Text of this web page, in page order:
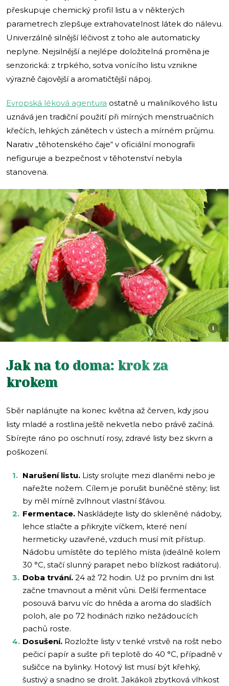
přeskupuje chemický profil listu a v některých
parametrech zlepšuje extrahovatelnost látek do nálevu.
Univerzálně silnější léčivost z toho ale automaticky
neplyne. Nejsilnější a nejlépe doložitelná proměna je
senzorická: z trpkého, sotva vonícího listu vznikne
výrazně čajovější a aromatičtější nápoj.
Evropská léková agentura ostatně u maliníkového listu
uznává jen tradiční použití při mírných menstruačních
křečích, lehkých zánětech v ústech a mírném průjmu.
Narativ „těhotenského čaje“ v oficiální monografii
nefiguruje a bezpečnost v těhotenství nebyla
stanovena.
i
Jak na to doma: krok za
krokem
Sběr naplánujte na konec května až červen, kdy jsou
listy mladé a rostlina ještě nekvetla nebo právě začíná.
Sbírejte ráno po oschnutí rosy, zdravé listy bez skvrn a
poškození.
Narušení listu. Listy srolujte mezi dlaněmi nebo je
nařežte nožem. Cílem je porušit buněčné stěny; list
by měl mírně zvlhnout vlastní šťávou.
Fermentace. Naskládejte listy do skleněné nádoby,
lehce stlačte a přikryjte víčkem, které není
hermeticky uzavřené, vzduch musí mít přístup.
Nádobu umístěte do teplého místa (ideálně kolem
30 °C, stačí slunný parapet nebo blízkost radiátoru).
Doba trvání. 24 až 72 hodin. Už po prvním dni list
začne tmavnout a měnit vůni. Delší fermentace
posouvá barvu víc do hněda a aroma do sladších
poloh, ale po 72 hodinách riziko nežádoucích
pachů roste.
Dosušení. Rozložte listy v tenké vrstvě na rošt nebo
pečicí papír a sušte při teplotě do 40 °C, případně v
sušičce na bylinky. Hotový list musí být křehký,
šustivý a snadno se drolit. Jakákoli zbytková vlhkost